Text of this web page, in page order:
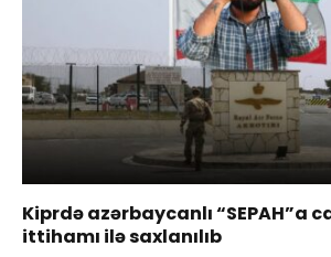
Kiprdə azərbaycanlı “SEPAH”a
ittihamı ilə saxlanılıb